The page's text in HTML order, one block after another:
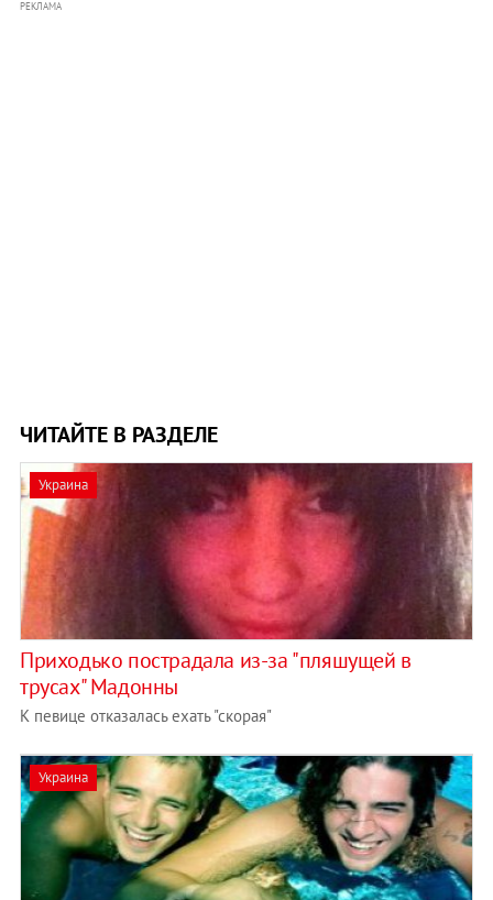
РЕКЛАМА
ЧИТАЙТЕ В РАЗДЕЛЕ
Украина
Приходько пострадала из-за "пляшущей в
трусах" Мадонны
К певице отказалась ехать "скорая"
Украина